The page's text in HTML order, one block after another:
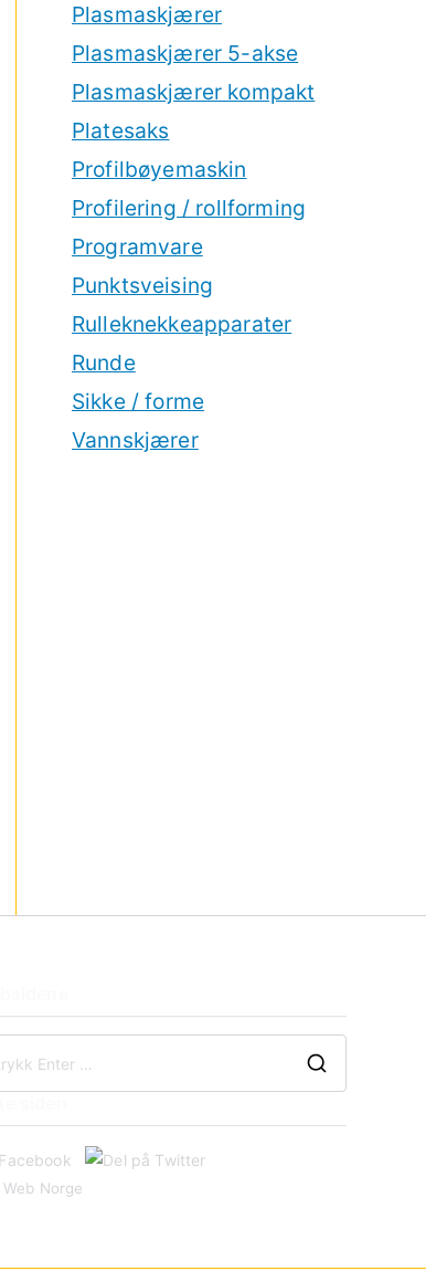
Plasmaskjærer
Plasmaskjærer 5-akse
Plasmaskjærer kompakt
Platesaks
Profilbøyemaskin
Profilering / rollforming
Programvare
Punktsveising
Rulleknekkeapparater
Runde
Sikke / forme
Vannskjærer
Web Norge